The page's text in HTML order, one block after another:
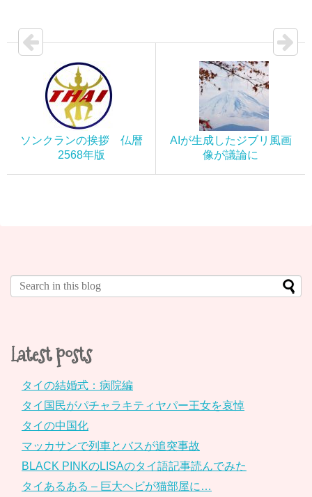
ソンクランの挨拶 仏暦
2568年版
AIが生成したジブリ風画
像が議論に
Latest posts
タイの結婚式：病院編
タイ国民がパチャラキティヤパー王女を哀悼
タイの中国化
マッカサンで列車とバスが追突事故
BLACK PINKのLISAのタイ語記事読んでみた
タイあるある – 巨大ヘビが猫部屋に…